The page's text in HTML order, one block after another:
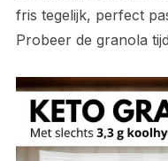
fris tegelijk, perfect
Probeer de granola